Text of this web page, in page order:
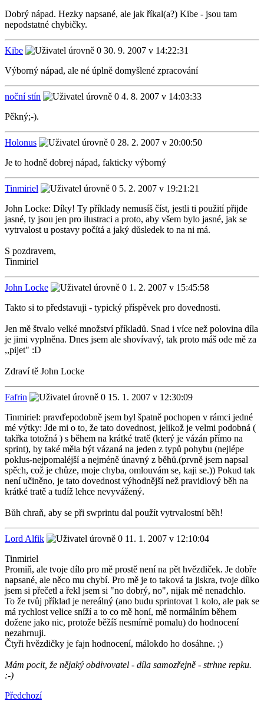
Dobrý nápad. Hezky napsané, ale jak říkal(a?) Kibe - jsou tam
nepodstatné chybičky.
Kibe
30. 9. 2007 v 14:22:31
Výborný nápad, ale né úplně domyšlené zpracování
noční stín
4. 8. 2007 v 14:03:33
Pěkný;-).
Holonus
28. 2. 2007 v 20:00:50
Je to hodně dobrej nápad, fakticky výborný
Tinmiriel
5. 2. 2007 v 19:21:21
John Locke: Díky! Ty příklady nemusíš číst, jestli ti použití přijde
jasné, ty jsou jen pro ilustraci a proto, aby všem bylo jasné, jak se
vytrvalost u postavy počítá a jaký důsledek to na ni má.
S pozdravem,
Tinmiriel
John Locke
1. 2. 2007 v 15:45:58
Takto si to představuji - typický příspěvek pro dovednosti.
Jen mě štvalo velké množství příkladů. Snad i více než polovina díla
je jimi vyplněna. Dnes jsem ale shovívavý, tak proto máš ode mě za
,,pijet" :D
Zdraví tě John Locke
Fafrin
15. 1. 2007 v 12:30:09
Tinmiriel: pravďepodobně jsem byl špatně pochopen v rámci jedné
mé výtky: Jde mi o to, že tato dovednost, jelikož je velmi podobná (
takřka totožná ) s během na krátké tratě (který je vázán přímo na
sprint), by také měla být vázaná na jeden z typů pohybu (nejlépe
poklus-nejpomaléjší a nejméně únavný z běhů.(prvně jsem napsal
spěch, což je chůze, moje chyba, omlouvám se, kaji se.)) Pokud tak
není učiněno, je tato dovednost výhodnější než pravidlový běh na
krátké tratě a tudíž lehce nevyvážený.
Bůh chraň, aby se při swprintu dal použít vytrvalostní běh!
Lord Alfik
11. 1. 2007 v 12:10:04
Tinmiriel
Promiň, ale tvoje dílo pro mě prostě není na pět hvězdiček. Je dobře
napsané, ale něco mu chybí. Pro mě je to taková ta jiskra, tvoje dílko
jsem si přečetl a řekl jsem si "no dobrý, no", nijak mě nenadchlo.
To že tvůj příklad je nereálný (ano budu sprintovat 1 kolo, ale pak se
má rychlost velice sníží a to co mě honí, mě normálním během
dožene jako nic, protože běžíš nesmírně pomalu) do hodnocení
nezahrnuji.
Čtyři hvězdičky je fajn hodnocení, málokdo ho dosáhne. ;)
Mám pocit, že nějaký obdivovatel - díla samozřejně - strhne repku.
:-)
Předchozí